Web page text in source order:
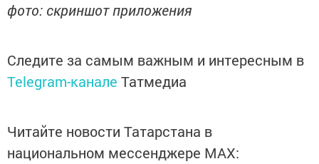
фото: скриншот приложения
Следите за самым важным и интересным в
Telegram-канале Татмедиа
Читайте новости Татарстана в
национальном мессенджере MАХ: